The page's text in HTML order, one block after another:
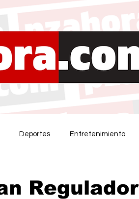
Deportes Entretenimiento
Regulador